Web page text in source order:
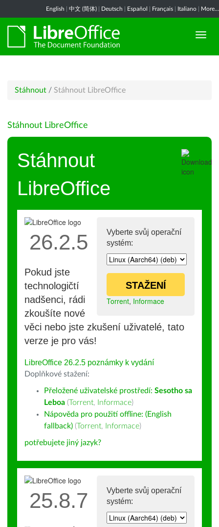
English 中文 (简体) Deutsch Español Français Italiano More...
Stáhnout / Stáhnout LibreOffice
Stáhnout LibreOffice
Stáhnout
LibreOffice
Vyberte svůj operační
systém:
STAŽENÍ
Torrent, Informace
26.2.5
Pokud jste
technologičtí
nadšenci, rádi
zkoušíte nové
věci nebo jste zkušení uživatelé, tato
verze je pro vás!
LibreOffice 26.2.5 poznámky k vydání
Doplňkové stažení:
Přeložené uživatelské prostředí: Sesotho sa
Leboa (Torrent, Informace)
Nápověda pro použití offline: (English
fallback) (Torrent, Informace)
potřebujete jiný jazyk?
Vyberte svůj operační
systém:
25.8.7